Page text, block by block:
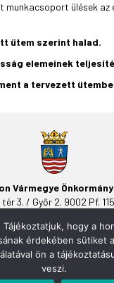
munkacsoport ülések az
ütem szerint halad.
elemeinek
a tervezett
Vármegye
3. / Győr 2. 9002 Pf.
Tájékoztatjuk, hogy a
érdekében sütiket
ön a
veszi.